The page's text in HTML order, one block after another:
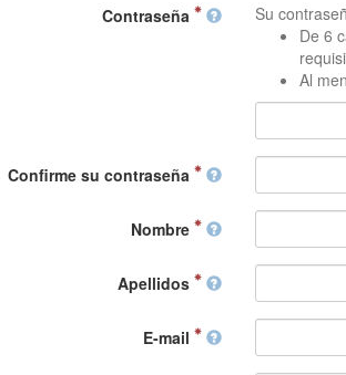
Contraseña
Su
De 6
Al
Confirme su contraseña
Nombre
Apellidos
E-mail